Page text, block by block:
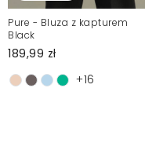
Pure - Bluza z kapturem
Black
189,99 zł
+16